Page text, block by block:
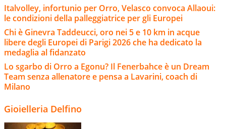
Italvolley, infortunio per Orro, Velasco convoca Allaoui:
le condizioni della palleggiatrice per gli Europei
Chi è Ginevra Taddeucci, oro nei 5 e 10 km in acque
libere degli Europei di Parigi 2026 che ha dedicato la
medaglia al fidanzato
Lo sgarbo di Orro a Egonu? Il Fenerbahce è un Dream
Team senza allenatore e pensa a Lavarini, coach di
Milano
Gioielleria Delfino